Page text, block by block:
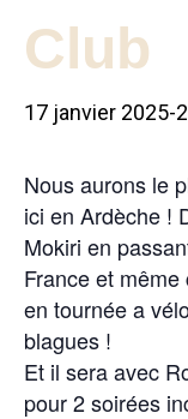
Club
17 janvier 2025-
Nous aurons le
ici en Ardèche !
Mokiri en
France et
en tournée a
blagues !
Et il sera avec
pour 2 soirées